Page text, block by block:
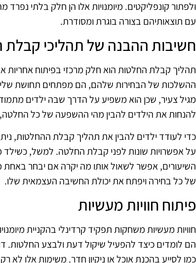
ולפתור קונפליקטים. מיומנויות אלו הן חלק בלתי
עם תוצאותיהם בצורה בוגרת ומסודרת.
חשיבות ההבנה של תהליכי קבלת
תהליך קבלת החלטות הוא חלק מרכזי בפיתוח אחריות
ההשלכות של הבחירות שלהם, הם מפתחים תחושת
מגיל צעיר, שכן הוא משפיע על הדרך שבה ילדים
להנחות את הילדים להבין מהי ההשפעה של כל
כדי לעודד ילדים להבין את תהליך קבלת ההחלטות,
על אפשרויות שונות לפני קבלת החלטה. למשל,
השיעורים, אפשר לשאול אותו מה יקרה אם יבחר באחת
של כל בחירה ויפתח את יכולת החשיבה העצמאית שלו.
פיתוח חוויות מעשיות
חוויות מעשיות משחקות תפקיד קרדינלי בהקניית
הם לומדים כיצד להפעיל שיקול דעת ולבצע החלטות.
כמו לסייע בהכנת אוכל או ניקיון חדר. משימות אלו